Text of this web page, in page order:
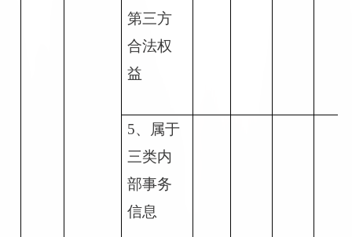
第三方
合法权
益
5、属于
三类内
部事务
信息